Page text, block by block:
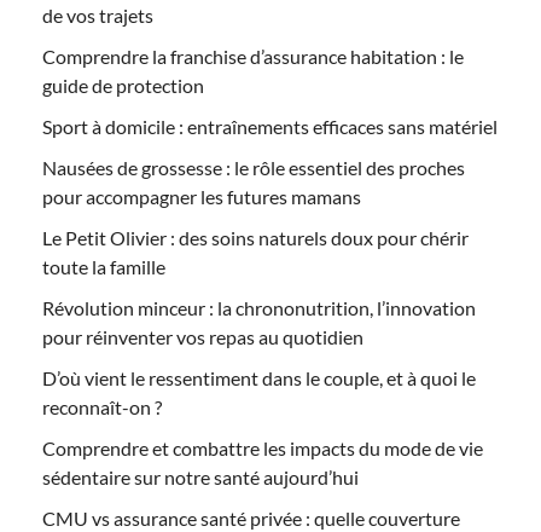
de vos trajets
Comprendre la franchise d’assurance habitation : le
guide de protection
Sport à domicile : entraînements efficaces sans matériel
Nausées de grossesse : le rôle essentiel des proches
pour accompagner les futures mamans
Le Petit Olivier : des soins naturels doux pour chérir
toute la famille
Révolution minceur : la chrononutrition, l’innovation
pour réinventer vos repas au quotidien
D’où vient le ressentiment dans le couple, et à quoi le
reconnaît-on ?
Comprendre et combattre les impacts du mode de vie
sédentaire sur notre santé aujourd’hui
CMU vs assurance santé privée : quelle couverture